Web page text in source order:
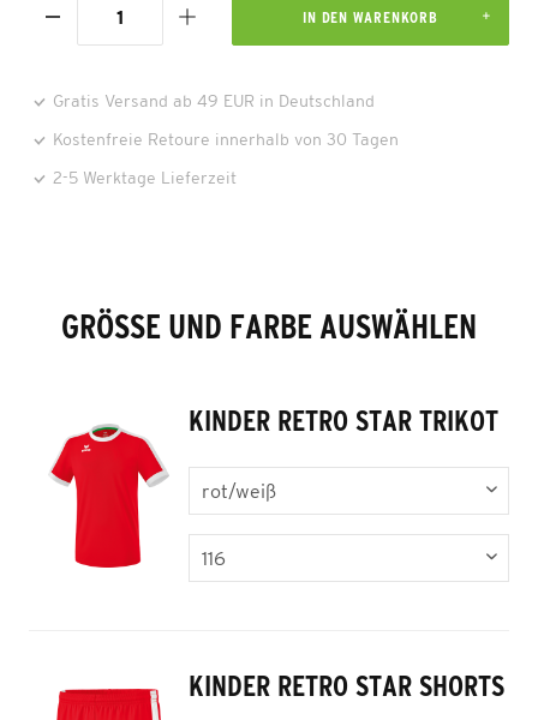
IN DEN WARENKORB
Gratis Versand ab 49 EUR in Deutschland
Kostenfreie Retoure innerhalb von 30 Tagen
2-5 Werktage Lieferzeit
GRÖSSE UND FARBE AUSWÄHLEN
KINDER RETRO STAR TRIKOT
KINDER RETRO STAR SHORTS